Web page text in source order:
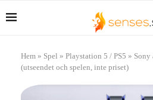
Hem » Spel » Playstation 5 / PS5 » Sony
(utseendet och spelen, inte priset)